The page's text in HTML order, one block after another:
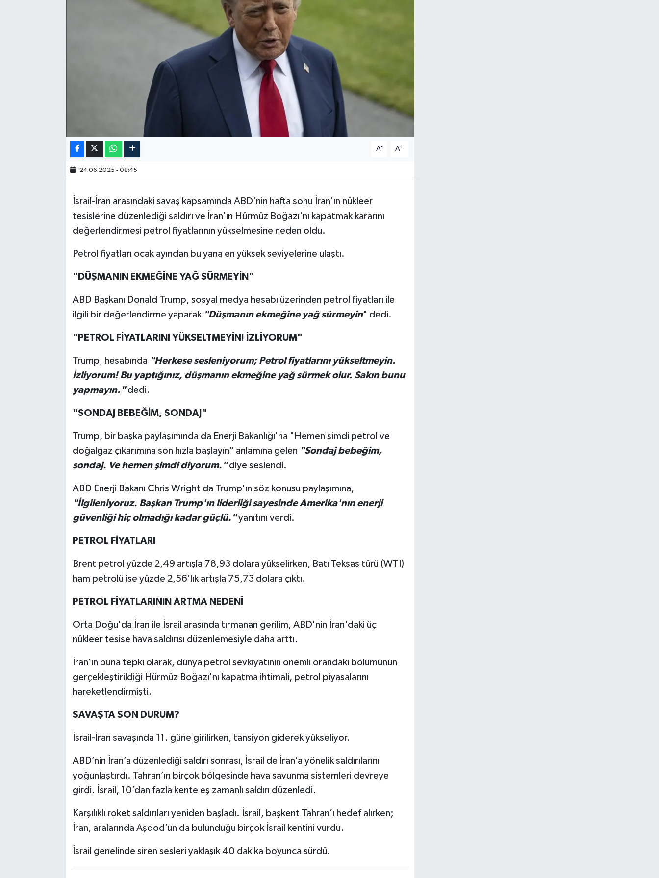
A- A+
24.06.2025 - 08:45
İsrail-İran arasındaki savaş kapsamında ABD'nin hafta sonu İran'ın nükleer
tesislerine düzenlediği saldırı ve İran'ın Hürmüz Boğazı'nı kapatmak kararını
değerlendirmesi petrol fiyatlarının yükselmesine neden oldu.
Petrol fiyatları ocak ayından bu yana en yüksek seviyelerine ulaştı.
"DÜŞMANIN EKMEĞİNE YAĞ SÜRMEYİN"
ABD Başkanı Donald Trump, sosyal medya hesabı üzerinden petrol fiyatları ile
ilgili bir değerlendirme yaparak"Düşmanın ekmeğine yağ sürmeyin" dedi.
"PETROL FİYATLARINI YÜKSELTMEYİN! İZLİYORUM"
Trump, hesabında "Herkese sesleniyorum; Petrol fiyatlarını yükseltmeyin.
İzliyorum! Bu yaptığınız, düşmanın ekmeğine yağ sürmek olur. Sakın bunu
yapmayın."dedi.
"SONDAJ BEBEĞİM, SONDAJ"
Trump, bir başka paylaşımında da Enerji Bakanlığı'na "Hemen şimdi petrol ve
doğalgaz çıkarımına son hızla başlayın" anlamına gelen "Sondaj bebeğim,
sondaj. Ve hemen şimdi diyorum."diye seslendi.
ABD Enerji Bakanı Chris Wright da Trump'ın söz konusu paylaşımına,
"İlgileniyoruz. Başkan Trump'ın liderliği sayesinde Amerika'nın enerji
güvenliği hiç olmadığı kadar güçlü."yanıtını verdi.
PETROL FİYATLARI
Brent petrol yüzde 2,49 artışla 78,93 dolara yükselirken, Batı Teksas türü (WTI)
ham petrolü ise yüzde 2,56’lık artışla 75,73 dolara çıktı.
PETROL FİYATLARININ ARTMA NEDENİ
Orta Doğu'da İran ile İsrail arasında tırmanan gerilim, ABD'nin İran'daki üç
nükleer tesise hava saldırısı düzenlemesiyle daha arttı.
İran'ın buna tepki olarak, dünya petrol sevkiyatının önemli orandaki bölümünün
gerçekleştirildiği Hürmüz Boğazı'nı kapatma ihtimali, petrol piyasalarını
hareketlendirmişti.
SAVAŞTA SON DURUM?
İsrail-İran savaşında 11. güne girilirken, tansiyon giderek yükseliyor.
ABD’nin İran’a düzenlediği saldırı sonrası, İsrail de İran’a yönelik saldırılarını
yoğunlaştırdı. Tahran’ın birçok bölgesinde hava savunma sistemleri devreye
girdi. İsrail, 10’dan fazla kente eş zamanlı saldırı düzenledi.
Karşılıklı roket saldırıları yeniden başladı. İsrail, başkent Tahran’ı hedef alırken;
İran, aralarında Aşdod’un da bulunduğu birçok İsrail kentini vurdu.
İsrail genelinde siren sesleri yaklaşık 40 dakika boyunca sürdü.